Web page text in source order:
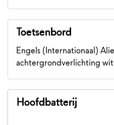
Toetsenbord
Engels (Internationaal)
achtergrondverlichting wit
Hoofdbatterij